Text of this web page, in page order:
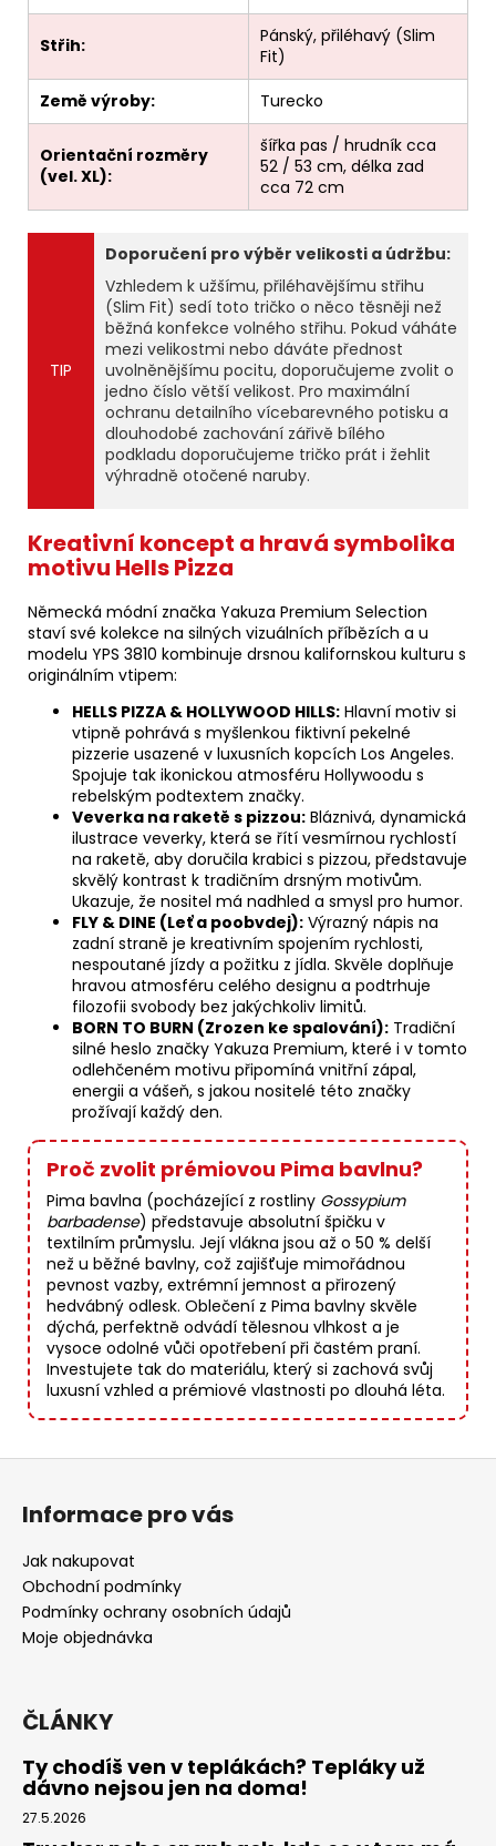
Střih:
Pánský, přiléhavý (Slim
Fit)
Země výroby:
Turecko
Orientační rozměry
(vel. XL):
šířka pas / hrudník cca
52 / 53 cm, délka zad
cca 72 cm
TIP
Doporučení pro výběr velikosti a údržbu:
Vzhledem k užšímu, přiléhavějšímu střihu
(Slim Fit) sedí toto tričko o něco těsněji než
běžná konfekce volného střihu. Pokud váháte
mezi velikostmi nebo dáváte přednost
uvolněnějšímu pocitu, doporučujeme zvolit o
jedno číslo větší velikost. Pro maximální
ochranu detailního vícebarevného potisku a
dlouhodobé zachování zářivě bílého
podkladu doporučujeme tričko prát i žehlit
výhradně otočené naruby.
Kreativní koncept a hravá symbolika
motivu Hells Pizza
Německá módní značka Yakuza Premium Selection
staví své kolekce na silných vizuálních příbězích a u
modelu YPS 3810 kombinuje drsnou kalifornskou kulturu s
originálním vtipem:
HELLS PIZZA & HOLLYWOOD HILLS: Hlavní motiv si
vtipně pohrává s myšlenkou fiktivní pekelné
pizzerie usazené v luxusních kopcích Los Angeles.
Spojuje tak ikonickou atmosféru Hollywoodu s
rebelským podtextem značky.
Veverka na raketě s pizzou: Bláznivá, dynamická
ilustrace veverky, která se řítí vesmírnou rychlostí
na raketě, aby doručila krabici s pizzou, představuje
skvělý kontrast k tradičním drsným motivům.
Ukazuje, že nositel má nadhled a smysl pro humor.
FLY & DINE (Leť a poobvdej): Výrazný nápis na
zadní straně je kreativním spojením rychlosti,
nespoutané jízdy a požitku z jídla. Skvěle doplňuje
hravou atmosféru celého designu a podtrhuje
filozofii svobody bez jakýchkoliv limitů.
BORN TO BURN (Zrozen ke spalování): Tradiční
silné heslo značky Yakuza Premium, které i v tomto
odlehčeném motivu připomíná vnitřní zápal,
energii a vášeň, s jakou nositelé této značky
prožívají každý den.
Proč zvolit prémiovou Pima bavlnu?
Pima bavlna (pocházející z rostliny Gossypium
barbadense) představuje absolutní špičku v
textilním průmyslu. Její vlákna jsou až o 50 % delší
než u běžné bavlny, což zajišťuje mimořádnou
pevnost vazby, extrémní jemnost a přirozený
hedvábný odlesk. Oblečení z Pima bavlny skvěle
dýchá, perfektně odvádí tělesnou vlhkost a je
vysoce odolné vůči opotřebení při častém praní.
Investujete tak do materiálu, který si zachová svůj
luxusní vzhled a prémiové vlastnosti po dlouhá léta.
Informace pro vás
Jak nakupovat
Obchodní podmínky
Podmínky ochrany osobních údajů
Moje objednávka
ČLÁNKY
Ty chodíš ven v teplákách? Tepláky už
dávno nejsou jen na doma!
27.5.2026